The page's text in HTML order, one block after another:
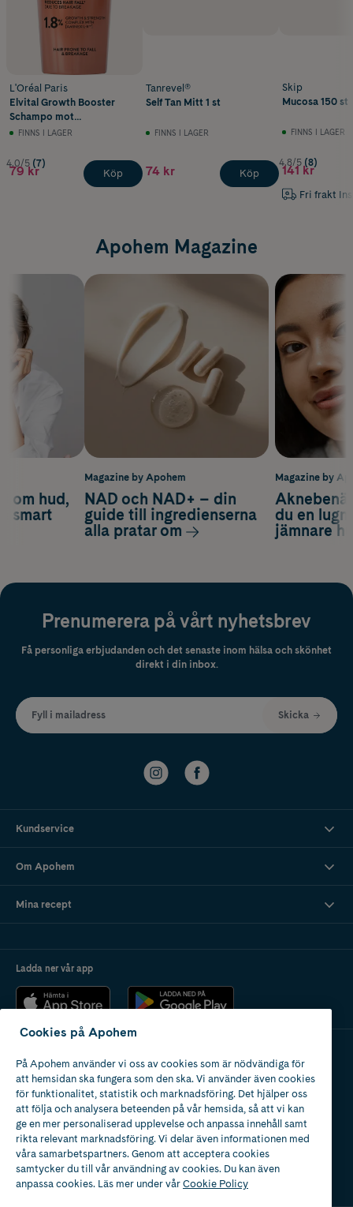
L'Oréal Paris
Elvital Growth Booster
Schampo mot
håravfall200 ml
FINNS I LAGER
4.0/5 (7)
79 kr Köp
Tanrevel®
Self Tan Mitt 1 st
FINNS I LAGER
74 kr Köp
Skip
Mucosa 150 st
FINNS I LAGER
4.8/5 (8)
141 kr
Fri frakt
Apohem Magazine
Magazine by
du en
jämnare
om hud,
smart
Magazine by Apohem
NAD och NAD+ – din
guide till ingredienserna
alla pratar om
Prenumerera på vårt nyhetsbrev
Få personliga erbjudanden och det senaste inom hälsa och skönhet
direkt i din inbox.
Fyll i mailadress Skicka
Kundservice
Om Apohem
Mina recept
Ladda ner vår app
Apotek med tillstånd
av Läkemedelsverket
2024
Cookies på Apohem
På Apohem använder vi oss av cookies som är nödvändiga för
att hemsidan ska fungera som den ska. Vi använder även cookies
för funktionalitet, statistik och marknadsföring. Det hjälper oss
att följa och analysera beteenden på vår hemsida, så att vi kan
ge en mer personaliserad upplevelse och anpassa innehåll samt
rikta relevant marknadsföring. Vi delar även informationen med
våra samarbetspartners. Genom att acceptera cookies
samtycker du till vår användning av cookies. Du kan även
anpassa cookies. Läs mer under vårCookie Policy